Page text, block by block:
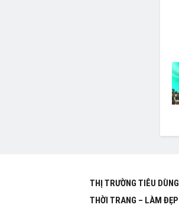
THỊ TRƯỜNG TIÊU DÙNG
THỜI TRANG – LÀM ĐẸP